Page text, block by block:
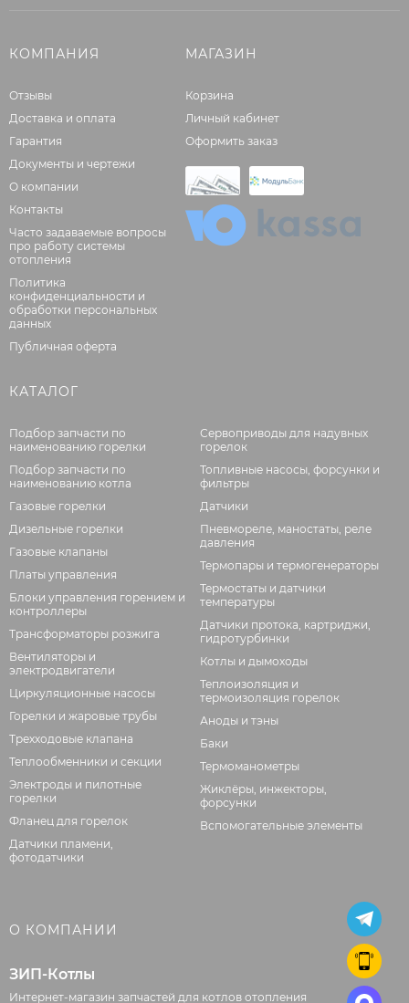
КОМПАНИЯ
Отзывы
Доставка и оплата
Гарантия
Документы и чертежи
О компании
Контакты
Часто задаваемые вопросы
про работу системы
отопления
Политика
конфиденциальности и
обработки персональных
данных
Публичная оферта
МАГАЗИН
Корзина
Личный кабинет
Оформить заказ
КАТАЛОГ
Подбор запчасти по
наименованию горелки
Подбор запчасти по
наименованию котла
Газовые горелки
Дизельные горелки
Газовые клапаны
Платы управления
Блоки управления горением и
контроллеры
Трансформаторы розжига
Вентиляторы и
электродвигатели
Циркуляционные насосы
Горелки и жаровые трубы
Трехходовые клапана
Теплообменники и секции
Электроды и пилотные
горелки
Фланец для горелок
Датчики пламени,
фотодатчики
Сервоприводы для надувных
горелок
Топливные насосы, форсунки и
фильтры
Датчики
Пневмореле, маностаты, реле
давления
Термопары и термогенераторы
Термостаты и датчики
температуры
Датчики протока, картриджи,
гидротурбинки
Котлы и дымоходы
Теплоизоляция и
термоизоляция горелок
Аноды и тэны
Баки
Термоманометры
Жиклёры, инжекторы,
форсунки
Вспомогательные элементы
О КОМПАНИИ
ЗИП-Котлы
Интернет-магазин запчастей для котлов отопления